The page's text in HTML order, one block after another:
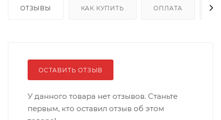
ОТЗЫВЫ КАК КУПИТЬ ОПЛАТА
ОСТАВИТЬ ОТЗЫВ
У данного товара нет отзывов. Станьте
первым, кто оставил отзыв об этом